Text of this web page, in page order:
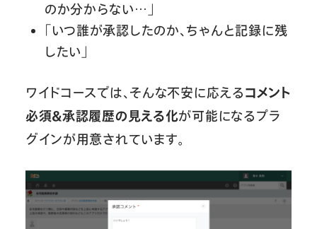
のか分からない…」
「いつ誰が承認したのか、ちゃんと記録に残
したい」
ワイドコースでは、そんな不安に応えるコメント
必須＆承認履歴の見える化が可能になるプラ
グインが用意されています。